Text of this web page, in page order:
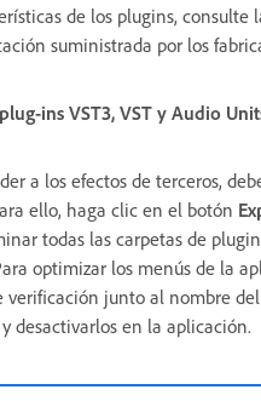
de los plugins, consulte
suministrada por los
ins VST3, VST y Audio
a los efectos de terceros,
ello, haga clic en el botón
todas las carpetas de
optimizar los menús de la
verificación junto al nombre
desactivarlos en la aplicación.